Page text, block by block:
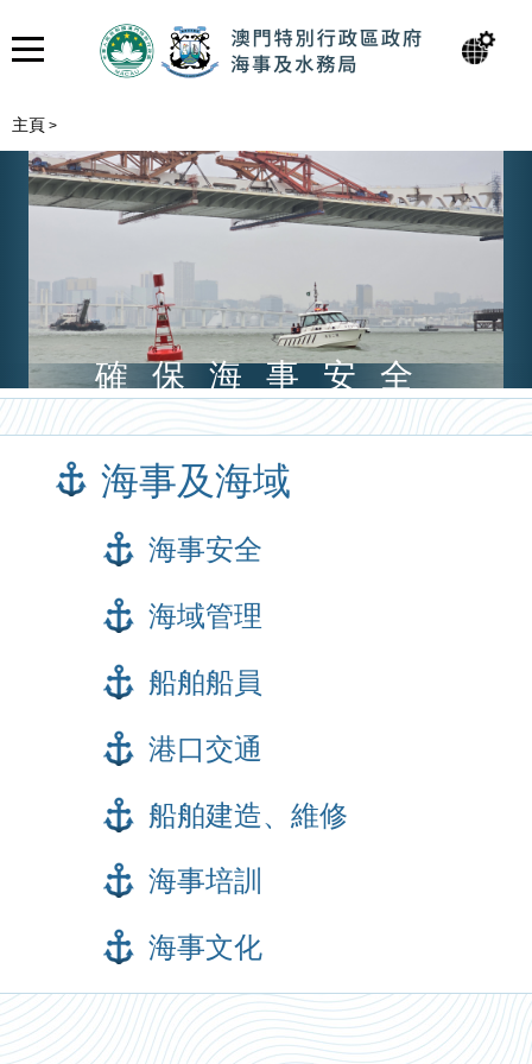
主頁 >
確保海事安全
海事及海域
海事安全
海域管理
船舶船員
港口交通
船舶建造、維修
海事培訓
海事文化